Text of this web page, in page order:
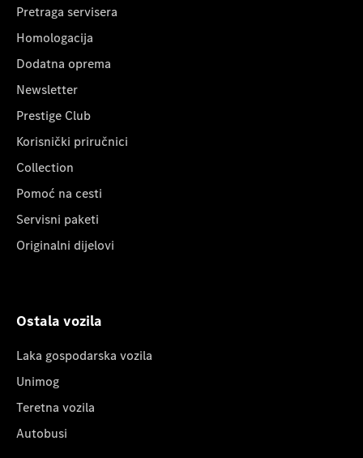
Pretraga servisera
Homologacija
Dodatna oprema
Newsletter
Prestige Club
Korisnički priručnici
Collection
Pomoć na cesti
Servisni paketi
Originalni dijelovi
Ostala vozila
Laka gospodarska vozila
Unimog
Teretna vozila
Autobusi